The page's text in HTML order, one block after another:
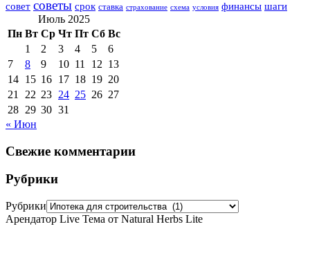
совет советы срок ставка страхование схема условия финансы шаги
Июль 2025
Пн Вт Ср Чт Пт Сб Вс
1
2 3 4 5
6
7
8 9 10 11 12 13
14 15 16 17 18 19 20
21
22 23 24 25 26 27
28 29 30 31
« Июн
Свежие комментарии
Рубрики
Рубрики
Арендатор Live Тема от Natural Herbs Lite